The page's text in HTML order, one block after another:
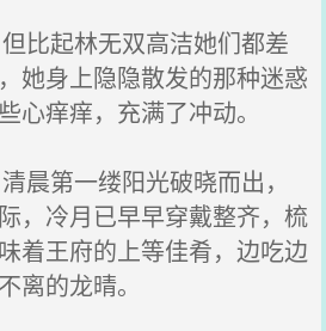
比起林无双高洁她们都差
她身上隐隐散发的那种迷惑
心痒痒，充满了冲动。
晨第一缕阳光破晓而出，
，冷月已早早穿戴整齐，梳
着王府的上等佳肴，边吃边
离的龙晴。